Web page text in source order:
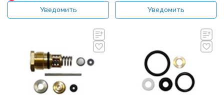
Уведомить Уведомить